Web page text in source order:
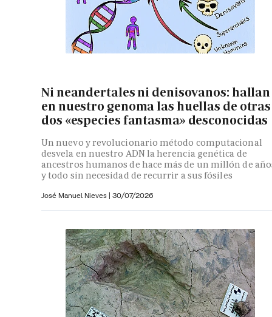
Ni neandertales ni denisovanos: hallan
en nuestro genoma las huellas de otras
dos «especies fantasma» desconocidas
Un nuevo y revolucionario método computacional
desvela en nuestro ADN la herencia genética de
ancestros humanos de hace más de un millón de
y todo sin necesidad de recurrir a sus fósiles
José Manuel Nieves | 30/07/2026